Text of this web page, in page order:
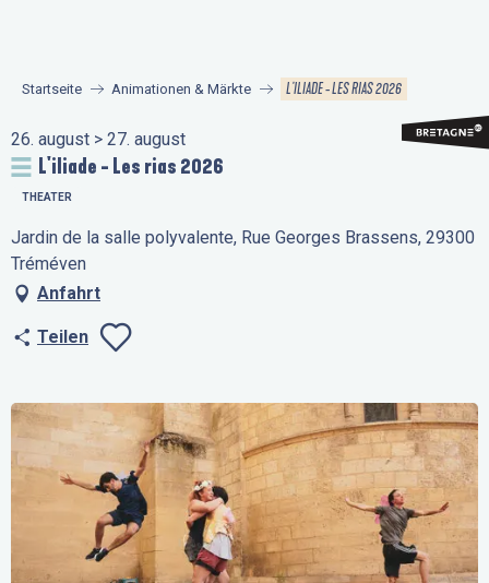
principal
Startseite Animationen & Märkte L'ILIADE - LES RIAS 2026
26. august > 27. august
L'iliade - Les rias 2026
THEATER
Jardin de la salle polyvalente, Rue Georges Brassens, 29300
Tréméven
Anfahrt
Teilen